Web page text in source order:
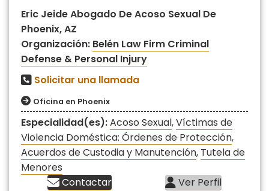
Eric Jeide Abogado De Acoso Sexual De
Phoenix, AZ
Organización: Belén Law Firm Criminal
Defense & Personal Injury
Solicitar una llamada
Oficina en Phoenix
Especialidad(es):Acoso Sexual,Víctimas de
Violencia Doméstica: Órdenes de Protección,
Acuerdos de Custodia y Manutención, Tutela de
Menores
Contactar
Ver Perfil